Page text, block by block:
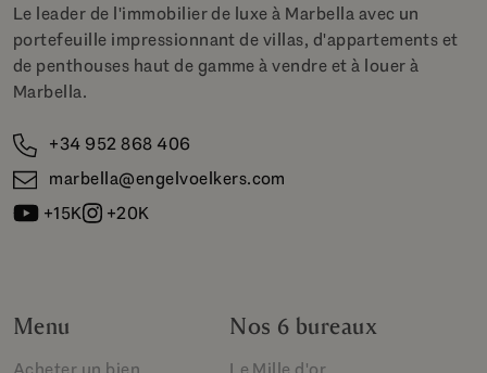
Le leader de l'immobilier de luxe à Marbella avec un
portefeuille impressionnant de villas, d'appartements et
de penthouses haut de gamme à vendre et à louer à
Marbella.
+34 952 868 406
marbella@engelvoelkers.com
+15K
+20K
Menu Nos 6 bureaux